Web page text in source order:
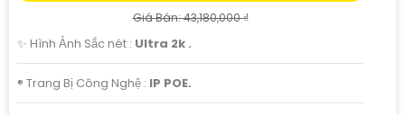
Giá Bán: 43,180,000 ₫
✨ Hình Ảnh Sắc nét : Ultra 2k .
®️ Trang Bị Công Nghệ : IP POE.